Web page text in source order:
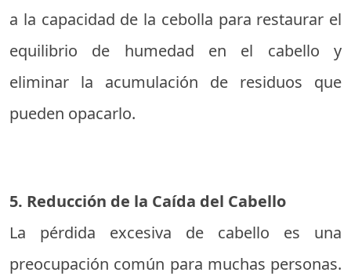
a la capacidad de la cebolla para restaurar el
equilibrio de humedad en el cabello y
eliminar la acumulación de residuos que
pueden opacarlo.
5. Reducción de la Caída del Cabello
La pérdida excesiva de cabello es una
preocupación común para muchas personas.